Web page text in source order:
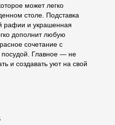
может легко
столе. Подставка
рафии и украшенная
дополнит любую
сочетание с
Главное — не
и создавать уют на свой